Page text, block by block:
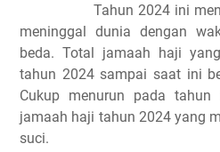
Tahun 2024 ini
meninggal dunia dengan
beda. Total jamaah haji
tahun 2024 sampai saat ini
Cukup menurun pada
jamaah haji tahun 2024 yang
suci.